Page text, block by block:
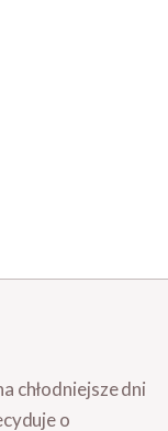
chłodniejsze dni
o